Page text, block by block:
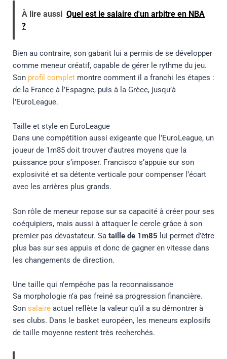
À lire aussi Quel est le salaire d'un arbitre en NBA
?
Bien au contraire, son gabarit lui a permis de se développer
comme meneur créatif, capable de gérer le rythme du jeu.
Son profil completmontre comment il a franchi les étapes :
de la France à l’Espagne, puis à la Grèce, jusqu’à
l’EuroLeague.
Taille et style en EuroLeague
Dans une compétition aussi exigeante que l’EuroLeague, un
joueur de 1m85 doit trouver d’autres moyens que la
puissance pour s’imposer. Francisco s’appuie sur son
explosivité et sa détente verticale pour compenser l’écart
avec les arrières plus grands.
Son rôle de meneur repose sur sa capacité à créer pour ses
coéquipiers, mais aussi à attaquer le cercle grâce à son
premier pas dévastateur. Sa taille de 1m85 lui permet d’être
plus bas sur ses appuis et donc de gagner en vitesse dans
les changements de direction.
Une taille qui n’empêche pas la reconnaissance
Sa morphologie n’a pas freiné sa progression financière.
Son salaireactuel reflète la valeur qu’il a su démontrer à
ses clubs. Dans le basket européen, les meneurs explosifs
de taille moyenne restent très recherchés.